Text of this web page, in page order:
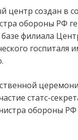
центр создан в
обороны РФ
филиала
госпиталя
статс-
обороны